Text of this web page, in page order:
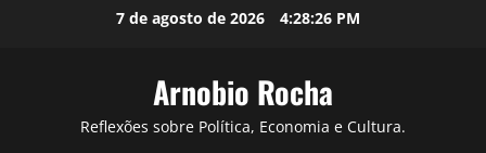
7 de agosto de 2026 4:28:26 PM
Arnobio Rocha
Reflexões sobre Política, Economia e Cultura.